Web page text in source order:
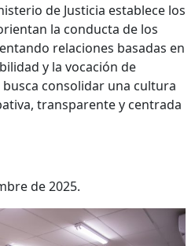
de Justicia establece los
la conducta de los
relaciones basadas en
y la vocación de
consolidar una cultura
transparente y centrada
de 2025.